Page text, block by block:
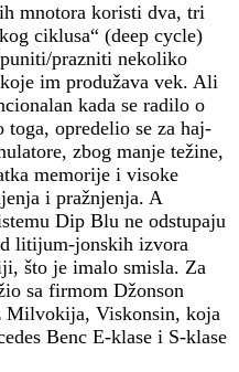
mnotora koristi dva, tri
ciklusa“ (deep cycle)
prazniti nekoliko
im produžava vek. Ali
kada se radilo o
opredelio se za haj-
zbog manje težine,
memorije i visoke
i pražnjenja. A
Dip Blu ne odstupaju
litijum-jonskih izvora
što je imalo smisla. Za
sa firmom Džonson
Milvokija, Viskonsin, koja
Benc E-klase i S-klase